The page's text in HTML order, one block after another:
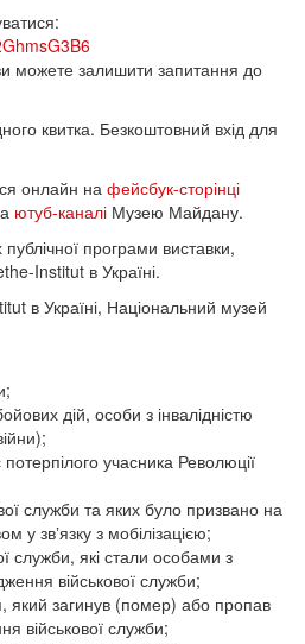
можете залишити запитання до
квитка. Безкоштовний вхід для
онлайн на фейсбук-сторінці
ютуб-каналі Музею Майдану.
програми виставки,
Institut в Україні.
в Україні, Національний музей
дій, особи з інвалідністю
учасника Революції
служби та яких було призвано на
у звʼязку з мобілізацією;
служби, які стали особами з
військової служби;
який загинув (помер) або пропав
військової служби;